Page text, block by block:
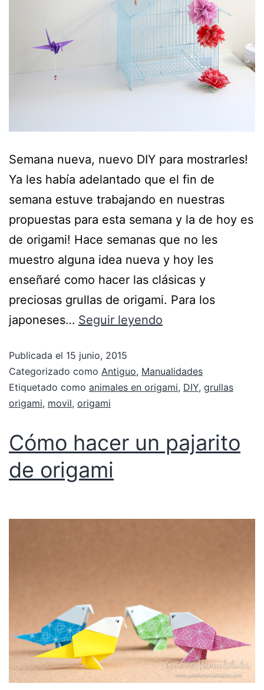
Semana nueva, nuevo DIY para mostrarles!
Ya les había adelantado que el fin de
semana estuve trabajando en nuestras
propuestas para esta semana y la de hoy es
de origami! Hace semanas que no les
muestro alguna idea nueva y hoy les
enseñaré como hacer las clásicas y
preciosas grullas de origami. Para los
japoneses… Seguir leyendo
Publicada el 15 junio, 2015
Categorizado como Antiguo, Manualidades
Etiquetado como animales en origami, DIY, grullas
origami, movil, origami
Cómo hacer un pajarito
de origami